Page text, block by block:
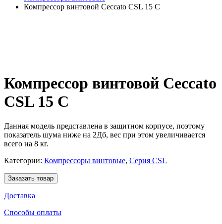
Компрессор винтовой Ceccato CSL 15 C
Компрессор винтовой Ceccato
CSL 15 C
Данная модель представлена в защитном корпусе, поэтому
показатель шума ниже на 2Дб, вес при этом увеличивается
всего на 8 кг.
Категории: Компрессоры винтовые, Серия CSL
Заказать товар
Доставка
Способы оплаты